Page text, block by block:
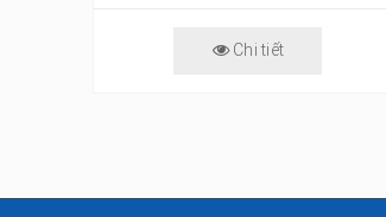
Chi tiết